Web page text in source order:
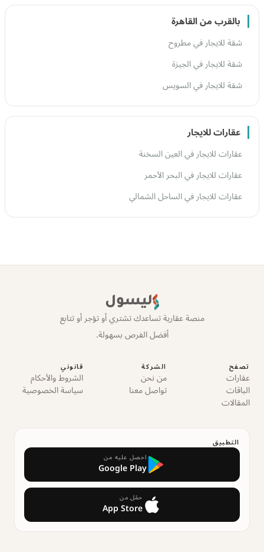
بالقرب من القاهرة
شقة للايجار في مطروح
شقة للايجار في الجيزة
شقة للايجار في السويس
عقارات للايجار
عقارات للايجار في العين السخنة
عقارات للايجار في البحر الأحمر
عقارات للايجار في الساحل الشمالي
ليسول
منصة عقارية تساعدك تشتري أو تؤجر أو تتابع
أفضل الفرص بسهولة.
تصفح
عقارات
الباقات
المقالات
الشركة
من نحن
تواصل معنا
قانوني
الشروط والأحكام
سياسة الخصوصية
التطبيق
احصل عليه من
Google Play
حمّل من
App Store